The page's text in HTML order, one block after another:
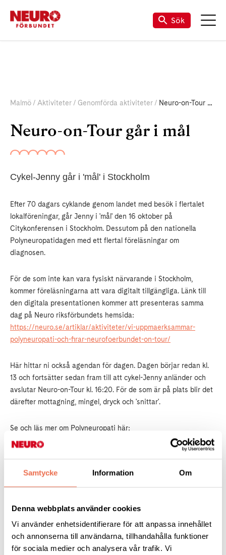
Samtycke Information Om
Denna webbplats använder cookies
Vi använder enhetsidentifierare för att anpassa innehållet
och annonserna till användarna, tillhandahålla funktioner
för sociala medier och analysera vår trafik. Vi
Kalender för Neuro (riks)
TALANDE WEBB
Sök
Malmö Aktiviteter Genomförda aktiviteter Neuro-on-Tour går i mål
Neuro-on-Tour går i mål
Cykel-Jenny går i 'mål' i Stockholm
Efter 70 dagars cyklande genom landet med besök i flertalet
lokalföreningar, går Jenny i 'mål' den 16 oktober på
Citykonferensen i Stockholm. Dessutom på den nationella
Polyneuropatidagen med ett flertal föreläsningar om
diagnosen.
För de som inte kan vara fysiskt närvarande i Stockholm,
kommer föreläsningarna att vara digitalt tillgängliga. Länk till
den digitala presentationen kommer att presenteras samma
dag på Neuro riksförbundets hemsida:
https://neuro.se/artiklar/aktiviteter/vi-uppmaerksammar-
polyneuropati-och-firar-neurofoerbundet-on-tour/
Här hittar ni också agendan för dagen. Dagen börjar redan kl.
13 och fortsätter sedan fram till att cykel-Jenny anländer och
avslutar Neuro-on-Tour kl. 16:20. För de som är på plats blir det
därefter mottagning, mingel, dryck och 'snittar'.
Se och läs mer om Polyneuropati här:
https://neuro.se/artiklar/aktiviteter/polyneuropatidagen-16-
Innehållsansvarig: Neuro Malmö